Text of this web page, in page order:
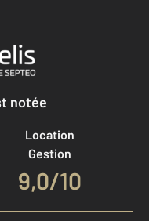
notée
Location
Gestion
9,0/10